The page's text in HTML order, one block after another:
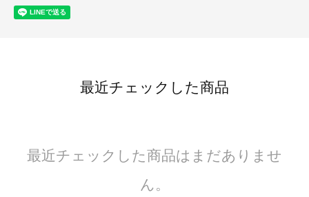
最近チェックした商品
最近チェックした商品はまだありませ
ん。